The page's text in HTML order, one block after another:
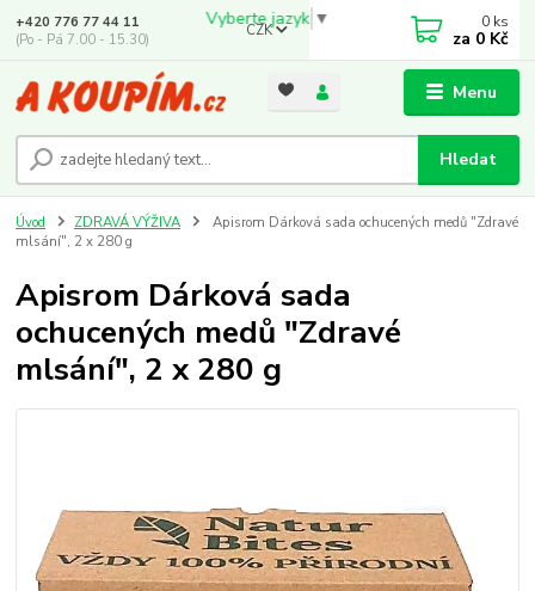
Vyberte jazyk ▼
Menu
CZK
Hledat
+420 776 77 44 11
(Po - Pá 7.00 - 15.30)
0 ks
za 0 Kč
Úvod ZDRAVÁ VÝŽIVA
Apisrom Dárková sada ochucených medů "Zdravé
mlsání", 2 x 280 g
Apisrom Dárková sada
ochucených medů "Zdravé
mlsání", 2 x 280 g